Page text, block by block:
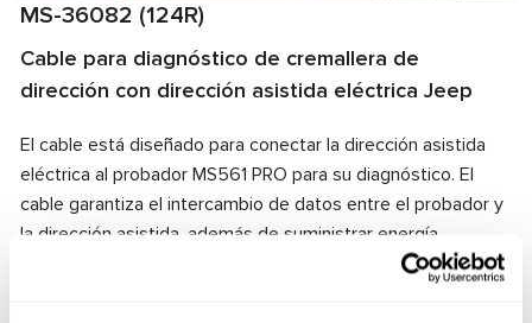
MS-36082 (124R)
Cable para diagnóstico de cremallera de
dirección con dirección asistida eléctrica Jeep
El cable está diseñado para conectar la dirección asistida
eléctrica al probador MS561 PRO para su diagnóstico. El
cable garantiza el intercambio de datos entre el probador y
la dirección asistida, además de suministrar energía
eléctrica a la unidad. Gracias a la compatibilidad de los